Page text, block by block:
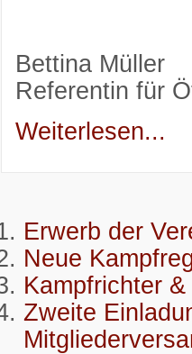
Bettina Müller
Referentin für
Weiterlesen...
Erwerb der
Neue
Kampfrichter
Zweite